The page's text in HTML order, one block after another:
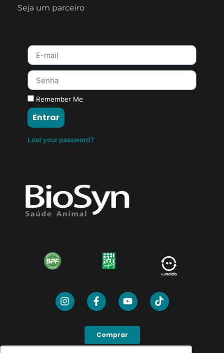
Seja um parceiro
Remember Me
Entrar
Lost your password?
Comprar